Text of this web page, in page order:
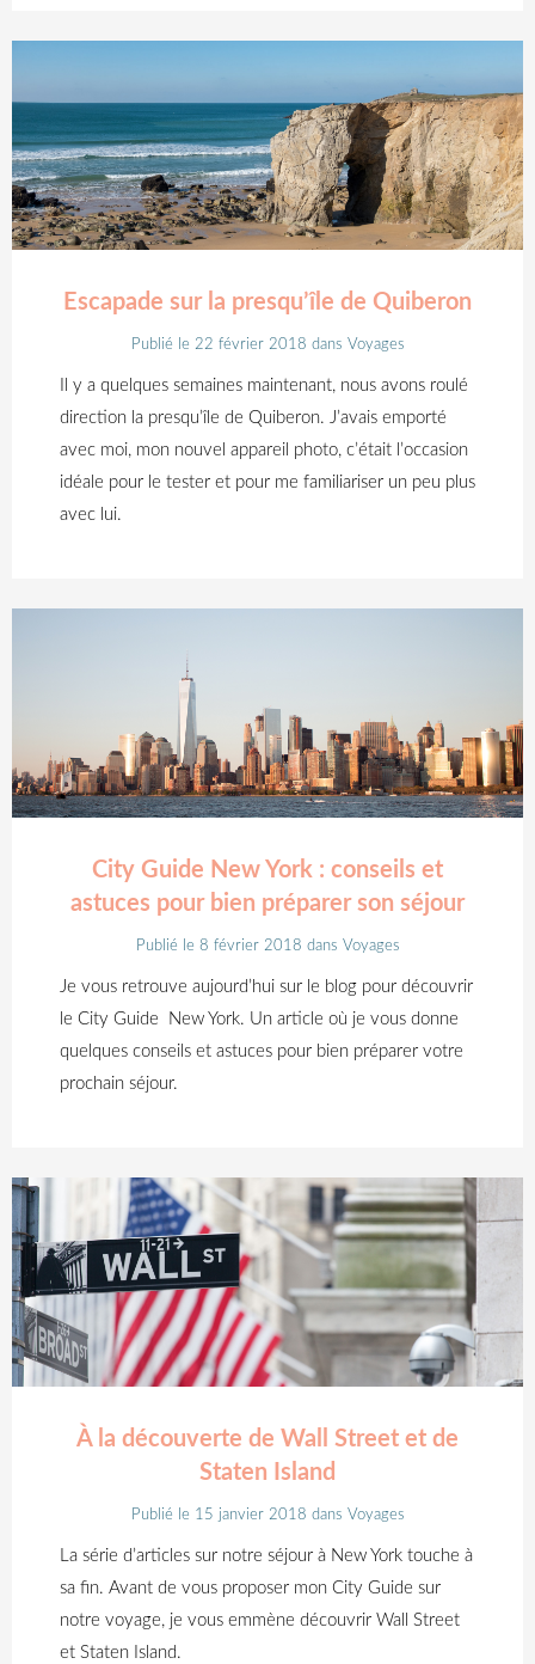
Escapade sur la presqu’île de Quiberon
Publié le 22 février 2018 dans Voyages
Il y a quelques semaines maintenant, nous avons roulé
direction la presqu’île de Quiberon. J’avais emporté
avec moi, mon nouvel appareil photo, c’était l’occasion
idéale pour le tester et pour me familiariser un peu plus
avec lui.
City Guide New York : conseils et
astuces pour bien préparer son séjour
Publié le 8 février 2018 dans Voyages
Je vous retrouve aujourd’hui sur le blog pour découvrir
le City Guide New York. Un article où je vous donne
quelques conseils et astuces pour bien préparer votre
prochain séjour.
À la découverte de Wall Street et de
Staten Island
Publié le 15 janvier 2018 dans Voyages
La série d’articles sur notre séjour à New York touche à
sa fin. Avant de vous proposer mon City Guide sur
notre voyage, je vous emmène découvrir Wall Street
et Staten Island.